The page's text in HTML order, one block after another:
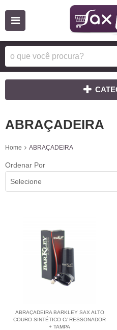
ABRAÇADEIRA
Home ABRAÇADEIRA
Ordenar Por
Selecione
ABRAÇADEIRA BARKLEY SAX ALTO
COURO SINTÉTICO C/ RESSONADOR
+ TAMPA